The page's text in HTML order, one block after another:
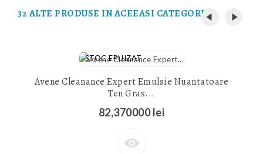
32 ALTE PRODUSE IN ACEEASI CATEGORIE:
STOC EPUIZAT
Avene Cleanance Expert Emulsie Nuantatoare
Ten Gras...
82,370000 lei